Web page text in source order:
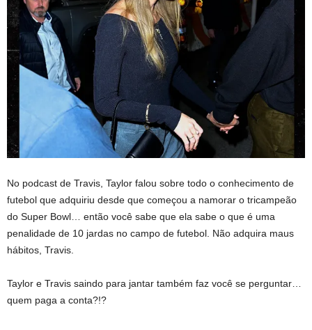
No podcast de Travis, Taylor falou sobre todo o conhecimento de
futebol que adquiriu desde que começou a namorar o tricampeão
do Super Bowl… então você sabe que ela sabe o que é uma
penalidade de 10 jardas no campo de futebol. Não adquira maus
hábitos, Travis.
Taylor e Travis saindo para jantar também faz você se perguntar…
quem paga a conta?!?